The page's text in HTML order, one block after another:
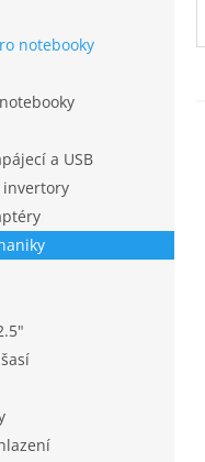
notebooky
a USB
invertory